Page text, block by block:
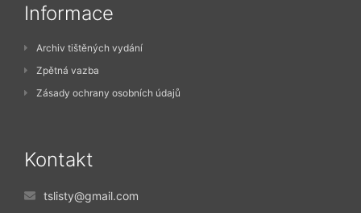
Informace
Archiv tištěných vydání
Zpětná vazba
Zásady ochrany osobních údajů
Kontakt
tslisty@gmail.com